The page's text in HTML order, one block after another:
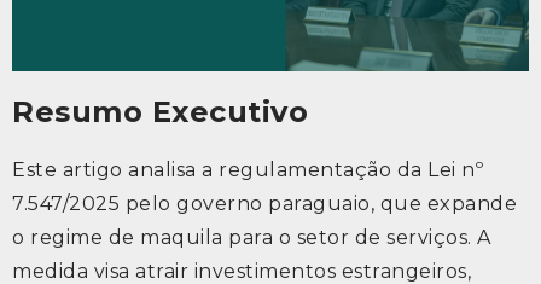
Resumo Executivo
Este artigo analisa a regulamentação da Lei nº
7.547/2025 pelo governo paraguaio, que expande
o regime de maquila para o setor de serviços. A
medida visa atrair investimentos estrangeiros,